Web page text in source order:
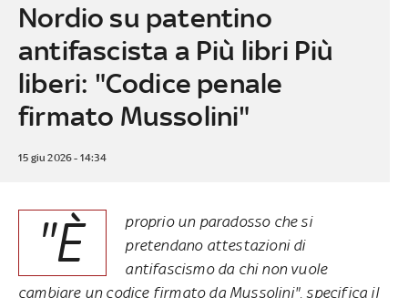
Nordio su patentino
antifascista a Più libri Più
liberi: "Codice penale
firmato Mussolini"
15 giu 2026 - 14:34
"È
proprio un paradosso che si
pretendano attestazioni di
antifascismo da chi non vuole
cambiare un codice firmato da Mussolini", specifica il